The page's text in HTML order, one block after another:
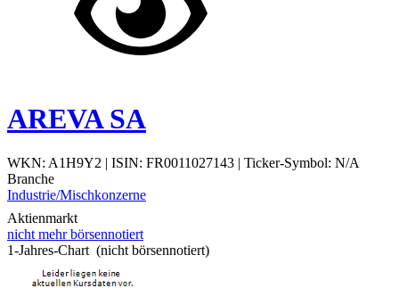
AREVA SA
WKN: A1H9Y2 | ISIN: FR0011027143 | Ticker-Symbol: N/A
Branche
Industrie/Mischkonzerne
Aktienmarkt
nicht mehr börsennotiert
1-Jahres-Chart (nicht börsennotiert)